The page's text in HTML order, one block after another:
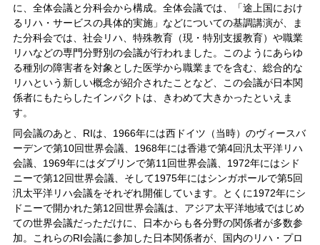
に、全体会議と分科会から構成。全体会議では、「途上国におけ
るリハ・サービスの具体的実施」などについての基調講演が、ま
た分科会では、社会リハ、特殊教育（現・特別支援教育）や職業
リハなどの専門分野別の会議が行われました。このようにあらゆ
る種別の障害者を対象とした医学から職業までを含む、総合的な
リハという新しい概念が紹介されたことなど、この会議が日本関
係者にもたらしたインパクトは、きわめて大きかったといえま
す。
同会議のあと、RIは、1966年には西ドイツ（当時）のヴィースバ
ーデンで第10回世界会議、1968年には香港で第4回汎太平洋リハ
会議、1969年にはダブリンで第11回世界会議、1972年にはシド
ニーで第12回世界会議、そして1975年にはシンガポールで第5回
汎太平洋リハ会議をそれぞれ開催しています。とくに1972年にシ
ドニーで開かれた第12回世界会議は、アジア太平洋地域ではじめ
ての世界会議だっただけに、日本からも各分野の関係者が多数参
加。これらのRI会議に参加した日本関係者が、国内のリハ・プロ